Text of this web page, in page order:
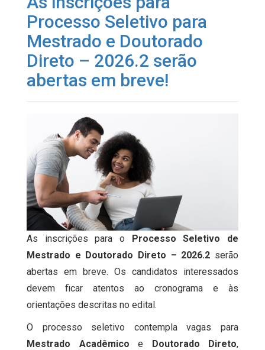
Processo Seletivo para
Mestrado e Doutorado
Direto – 2026.2 serão
abertas em breve!
As inscrições para o Processo Seletivo de
Mestrado e Doutorado Direto – 2026.2 serão
abertas em breve. Os candidatos interessados
devem ficar atentos ao cronograma e às
orientações descritas no edital.
O processo seletivo contempla vagas para
Mestrado Acadêmico e Doutorado Direto,